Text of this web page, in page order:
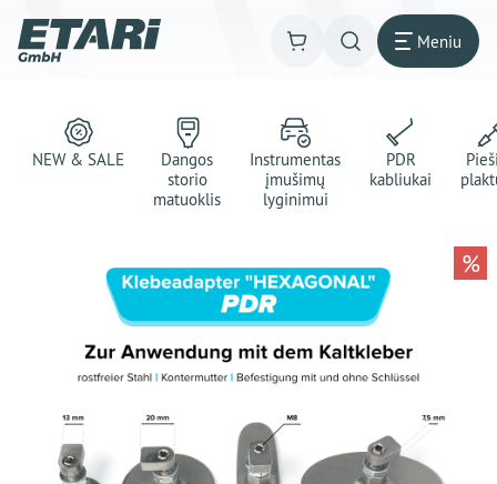
Meniu
NEW & SALE
Dangos
storio
matuoklis
Instrumentas
įmušimų
lyginimui
PDR
kabliukai
%